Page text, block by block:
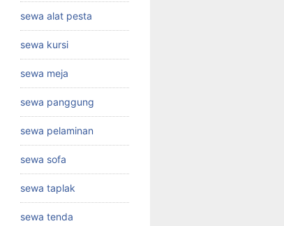
sewa alat pesta
sewa kursi
sewa meja
sewa panggung
sewa pelaminan
sewa sofa
sewa taplak
sewa tenda